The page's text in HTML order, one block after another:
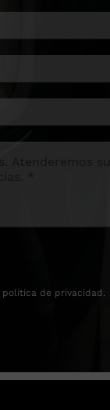
política de privacidad .